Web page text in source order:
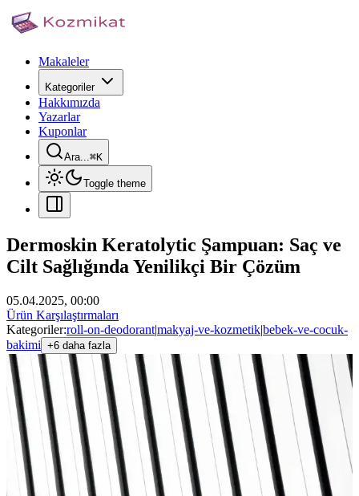
Makaleler
Kategoriler
Hakkımızda
Yazarlar
Kuponlar
Ara...⌘K
Toggle theme
Dermoskin Keratolytic Şampuan: Saç ve
Cilt Sağlığında Yenilikçi Bir Çözüm
05.04.2025, 00:00
Ürün Karşılaştırmaları
Kategoriler:roll-on-deodorant|makyaj-ve-kozmetik|bebek-ve-cocuk-
bakimi +6 daha fazla